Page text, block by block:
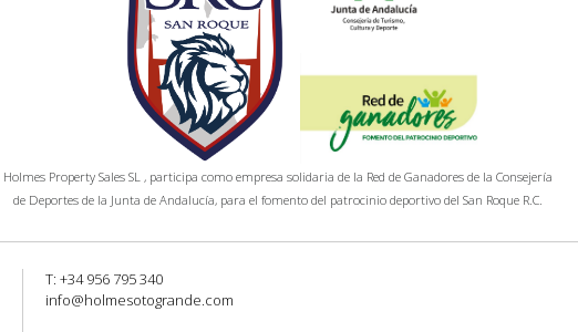
Holmes Property Sales SL , participa como empresa solidaria de la Red de Ganadores de la Consejería
de Deportes de la Junta de Andalucía, para el fomento del patrocinio deportivo del San Roque R.C.
T: +34 956 795 340
info@holmesotogrande.com